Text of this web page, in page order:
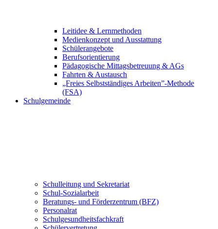
Leitidee & Lernmethoden
Medienkonzept und Ausstattung
Schülerangebote
Berufsorientierung
Pädagogische Mittagsbetreuung & AGs
Fahrten & Austausch
„Freies Selbstständiges Arbeiten”-Methode
(FSA)
Schulgemeinde
Schulleitung und Sekretariat
Schul-Sozialarbeit
Beratungs- und Förderzentrum (BFZ)
Personalrat
Schulgesundheitsfachkraft